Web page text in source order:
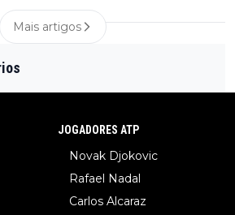
Mais artigos
JOGADORES ATP
Novak Djokovic
Rafael Nadal
Carlos Alcaraz